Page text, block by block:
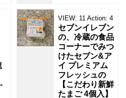
VIEW: 11 Action: 4
セブンイレブン
の、冷蔵の食品
コーナーでみつ
けたセブン&ア
イ プレミアム
フレッシュの
【こだわり新鮮
たまご 4個入】